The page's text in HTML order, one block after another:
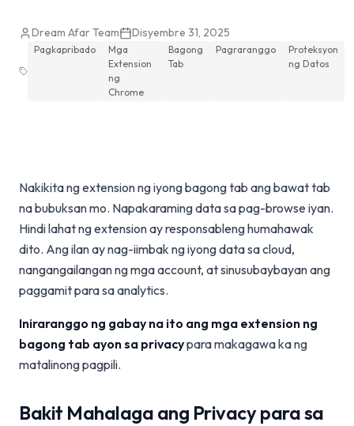
Dream Afar Team Disyembre 31, 2025
Pagkapribado
Mga
Extension
ng
Chrome
Bagong
Tab
Pagraranggo
Proteksyon
ng Datos
Nakikita ng extension ng iyong bagong tab ang bawat tab
na bubuksan mo. Napakaraming data sa pag-browse iyan.
Hindi lahat ng extension ay responsableng humahawak
dito. Ang ilan ay nag-iimbak ng iyong data sa cloud,
nangangailangan ng mga account, at sinusubaybayan ang
paggamit para sa analytics.
Iniraranggo ng gabay na ito ang mga extension ng
bagong tab ayon sa privacypara makagawa ka ng
matalinong pagpili.
Bakit Mahalaga ang Privacy para sa